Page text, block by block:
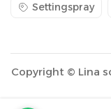
Settingspray
Copyright © Lina